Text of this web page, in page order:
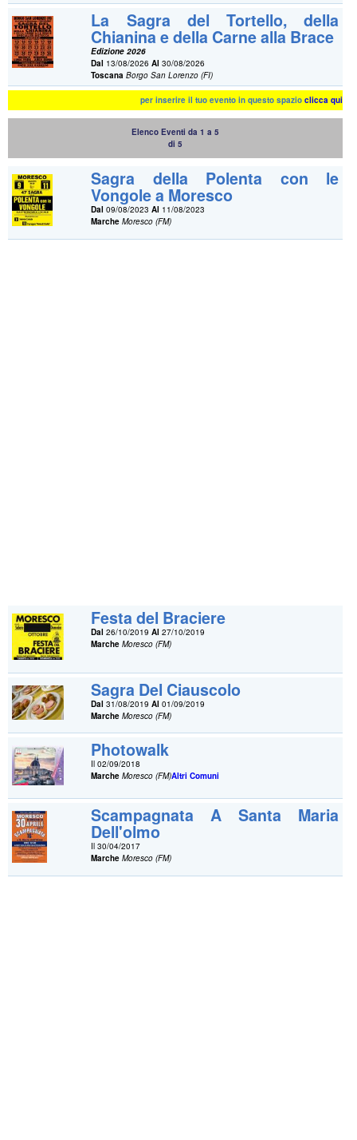
La Sagra del Tortello, della
Chianina e della Carne alla Brace
Edizione 2026
Dal 13/08/2026Al 30/08/2026
Toscana Borgo San Lorenzo (FI)
per inserire il tuo evento in questo spazioclicca qui
Elenco Eventi da 1 a 5
di 5
Sagra della Polenta con le
Vongole a Moresco
Dal 09/08/2023Al 11/08/2023
Marche Moresco (FM)
Festa del Braciere
Dal 26/10/2019Al 27/10/2019
Marche Moresco (FM)
Sagra Del Ciauscolo
Dal 31/08/2019Al 01/09/2019
Marche Moresco (FM)
Photowalk
Il 02/09/2018
Marche Moresco (FM)Altri Comuni
Scampagnata A Santa Maria
Dell'olmo
Il 30/04/2017
Marche Moresco (FM)